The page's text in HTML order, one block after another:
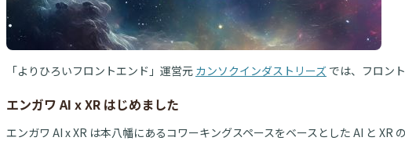
「よりひろいフロントエンド」運営元 カンソクインダストリーズ では、フロン
エンガワ AI x XR はじめました
エンガワ AI x XR は本八幡にあるコワーキングスペースをベースとした AI と XR